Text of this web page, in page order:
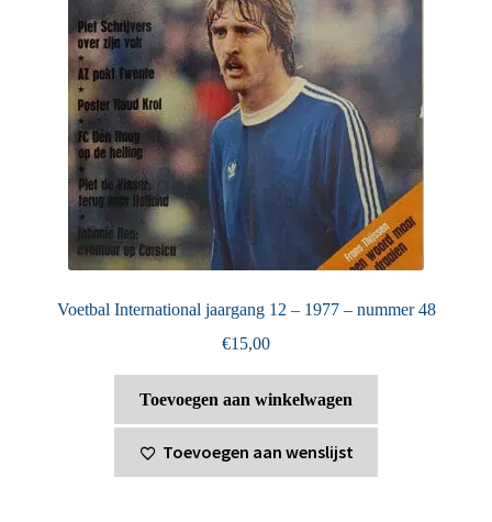
Voetbal International jaargang 12 – 1977 – nummer 48
€15,00
Toevoegen aan winkelwagen
Toevoegen aan wenslijst